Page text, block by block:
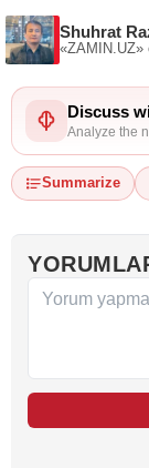
Shuhrat
«ZAMIN.UZ»
Discuss
Analyze the
Summarize